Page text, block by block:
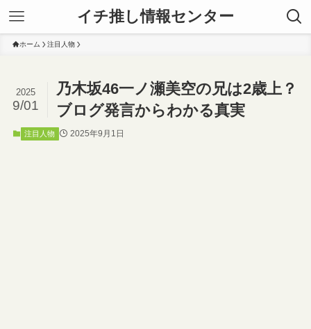
イチ推し情報センター
ホーム 注目人物
乃木坂46一ノ瀬美空の兄は2歳上？
ブログ発言からわかる真実
2025
9/01
注目人物 2025年9月1日